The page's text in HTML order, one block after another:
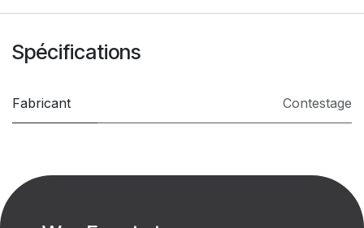
Spécifications
Fabricant Contestage